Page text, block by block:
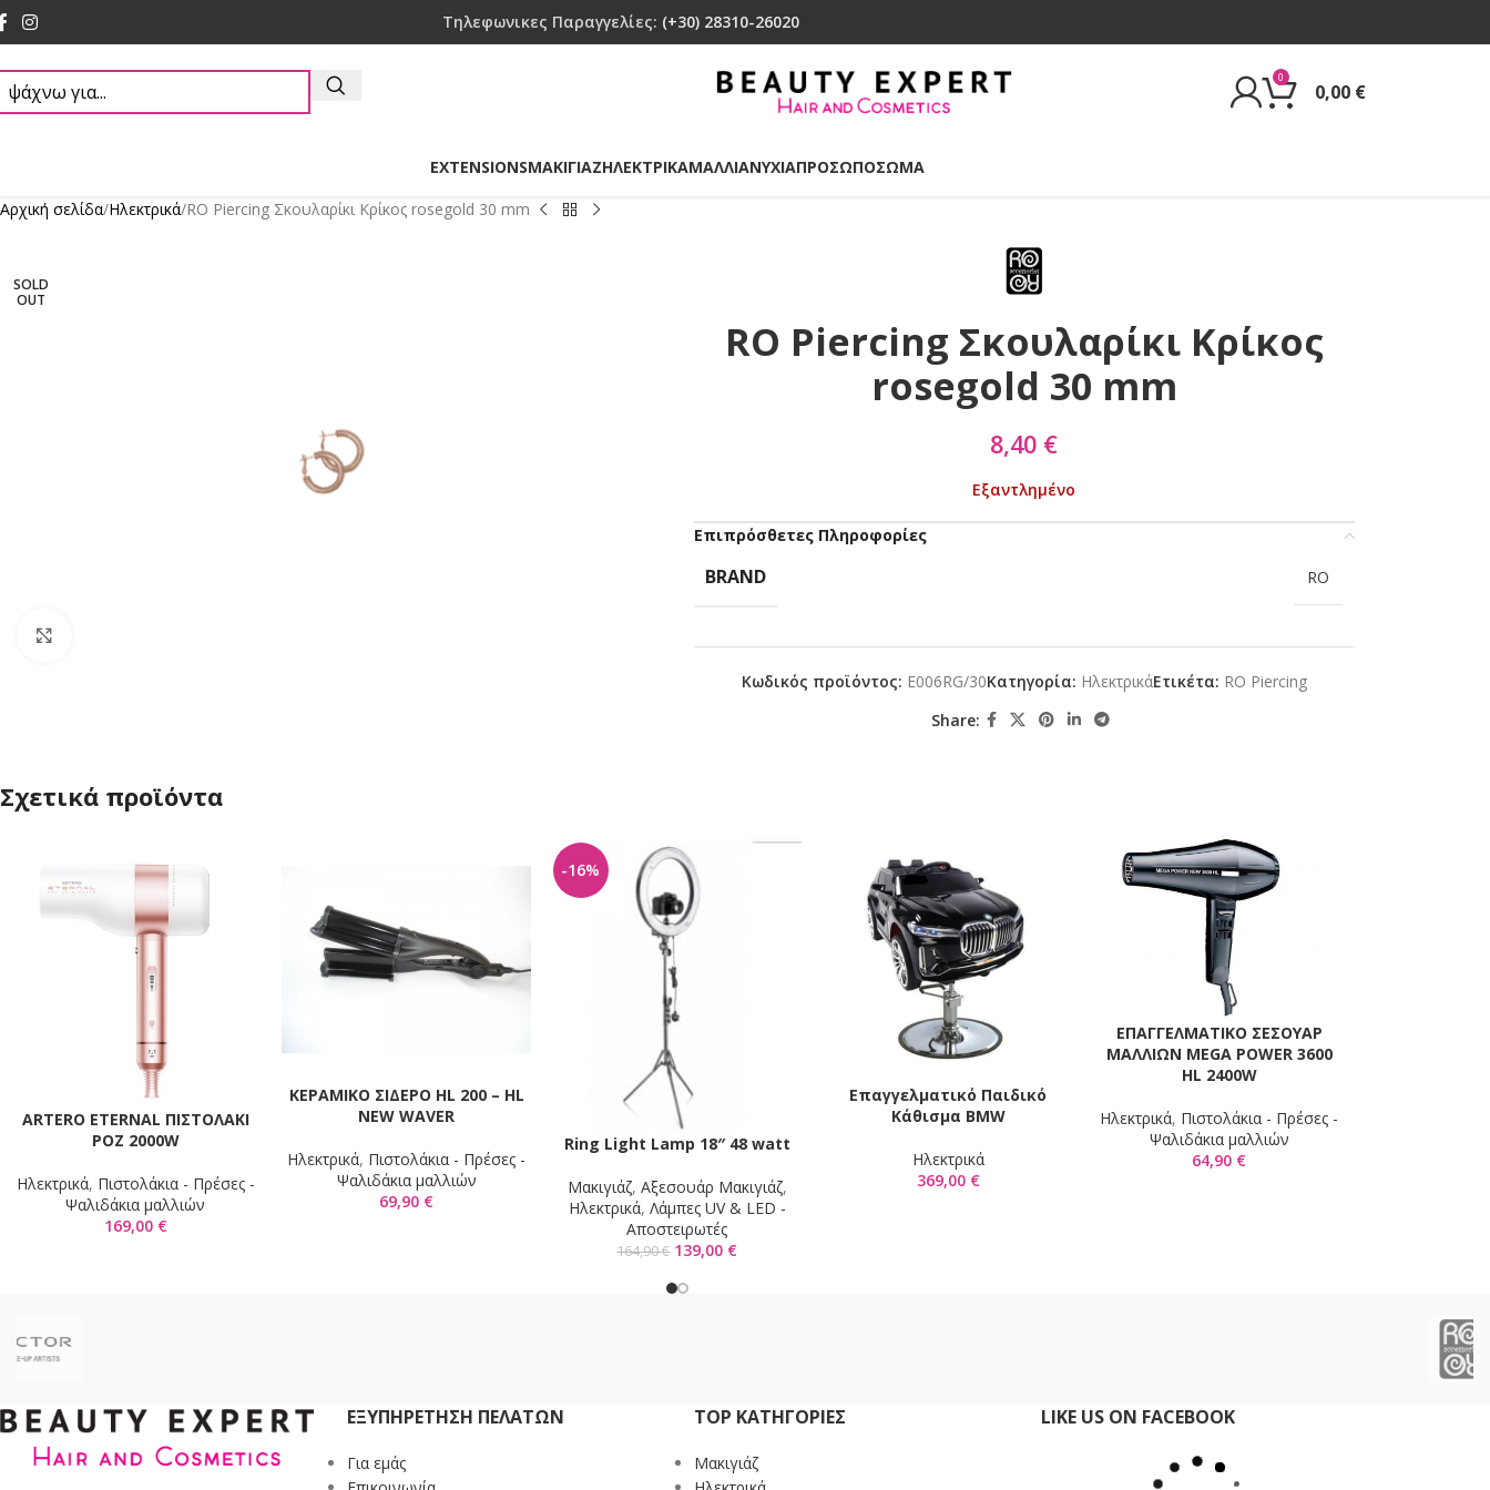
Τηλεφωνικες Παραγγελίες: (+30) 28310-26020
0
0,00 €
EXTENSIONSΜΑΚΙΓΙΑΖΗΛΕΚΤΡΙΚΑΜΑΛΛΙΑΝΥΧΙΑΠΡΟΣΩΠΟΣΩΜΑ
Αρχική σελίδα Ηλεκτρικά RO Piercing Σκουλαρίκι Κρίκος rosegold 30 mm
SOLD
OUT
RO Piercing Σκουλαρίκι Κρίκος
rosegold 30 mm
8,40 €
Εξαντλημένο
Επιπρόσθετες Πληροφορίες
BRAND RO
Κωδικός προϊόντος: E006RG/30Κατηγορία: ΗλεκτρικάΕτικέτα: RO Piercing
Share:
Σχετικά προϊόντα
ΠΡΟΣΘΉΚΗ ΣΤΟ ΚΑΛΆΘΙ
ARTERO ETERNAL ΠΙΣΤΟΛΑΚΙ
ΡΟΖ 2000W
Ηλεκτρικά, Πιστολάκια - Πρέσες -
Ψαλιδάκια μαλλιών
169,00 €
ΠΡΟΣΘΉΚΗ ΣΤΟ ΚΑΛΆΘΙ
KΕΡΑΜΙΚΟ ΣΙΔΕΡΟ HL 200 – HL
NEW WAVER
Ηλεκτρικά, Πιστολάκια - Πρέσες -
Ψαλιδάκια μαλλιών
69,90 €
-16%
ΠΡΟΣΘΉΚΗ ΣΤΟ ΚΑΛΆΘΙ
Ring Light Lamp 18″ 48 watt
Mακιγιάζ, Αξεσουάρ Μακιγιάζ,
Ηλεκτρικά, Λάμπες UV & LED -
Αποστειρωτές
164,90€ 139,00 €
ΠΡΟΣΘΉΚΗ ΣΤΟ ΚΑΛΆΘΙ
Επαγγελματικό Παιδικό
Κάθισμα BMW
Ηλεκτρικά
369,00 €
ΠΡΟΣΘΉΚΗ ΣΤΟ ΚΑΛΆΘΙ
ΕΠΑΓΓΕΛΜΑΤΙΚΟ ΣΕΣΟΥΑΡ
ΜΑΛΛΙΩΝ MEGA POWER 3600
HL 2400W
Ηλεκτρικά, Πιστολάκια - Πρέσες -
Ψαλιδάκια μαλλιών
64,90 €
ΕΞΥΠΗΡΈΤΗΣΗ ΠΕΛΑΤΏΝ
Για εμάς
TOP ΚΑΤΗΓΟΡΙΕΣ
Mακιγιάζ
LIKE US ON FACEBOOK